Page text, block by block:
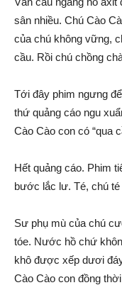
sân nhiều. Chú Cào
của chú không vững,
cầu. Rồi chú chồng
Tới đây phim ngưng
thứ quảng cáo ngu
Cào Cào con có “qua
Hết quảng cáo. Phim
bước lắc lư. Té, chú té
Sư phụ mù của chú
tóe. Nước hồ chứ
khô được xếp dươi
Cào Cào con đồng